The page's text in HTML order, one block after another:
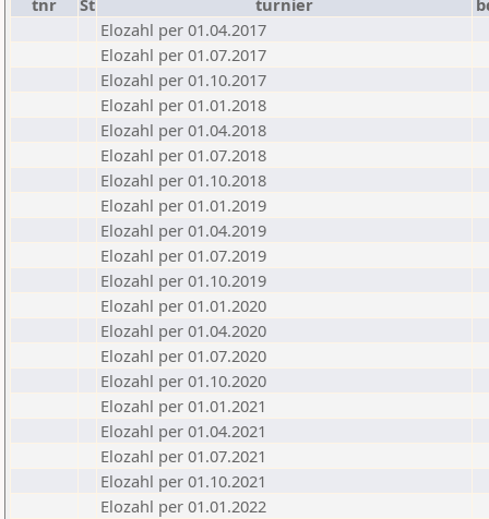
tnr St turnier
Elozahl per 01.04.2017
Elozahl per 01.07.2017
Elozahl per 01.10.2017
Elozahl per 01.01.2018
Elozahl per 01.04.2018
Elozahl per 01.07.2018
Elozahl per 01.10.2018
Elozahl per 01.01.2019
Elozahl per 01.04.2019
Elozahl per 01.07.2019
Elozahl per 01.10.2019
Elozahl per 01.01.2020
Elozahl per 01.04.2020
Elozahl per 01.07.2020
Elozahl per 01.10.2020
Elozahl per 01.01.2021
Elozahl per 01.04.2021
Elozahl per 01.07.2021
Elozahl per 01.10.2021
Elozahl per 01.01.2022